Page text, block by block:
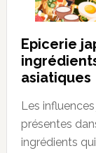
Epicerie
asiatiques
Les
présentes
ingrédients